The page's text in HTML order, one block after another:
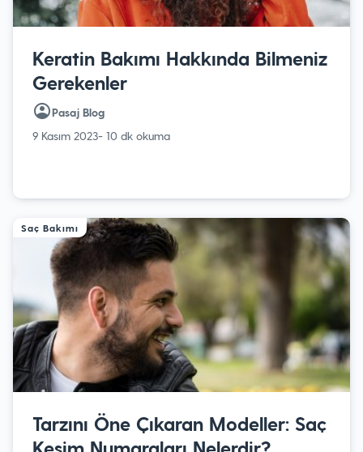
Keratin Bakımı Hakkında Bilmeniz
Gerekenler
Pasaj Blog
9 Kasım 2023- 10 dk okuma
Saç Bakımı
Tarzını Öne Çıkaran Modeller: Saç